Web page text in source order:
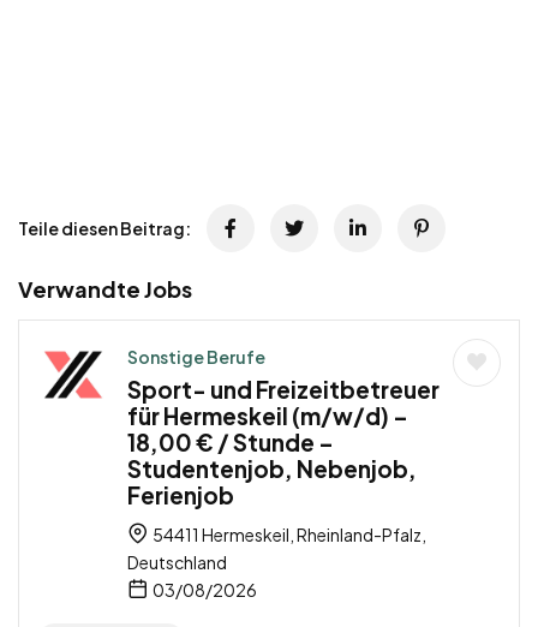
Teile diesen Beitrag:
Verwandte Jobs
Sonstige Berufe
Sport- und Freizeitbetreuer
für Hermeskeil (m/w/d) –
18,00 € / Stunde –
Studentenjob, Nebenjob,
Ferienjob
54411 Hermeskeil, Rheinland-Pfalz,
Deutschland
03/08/2026